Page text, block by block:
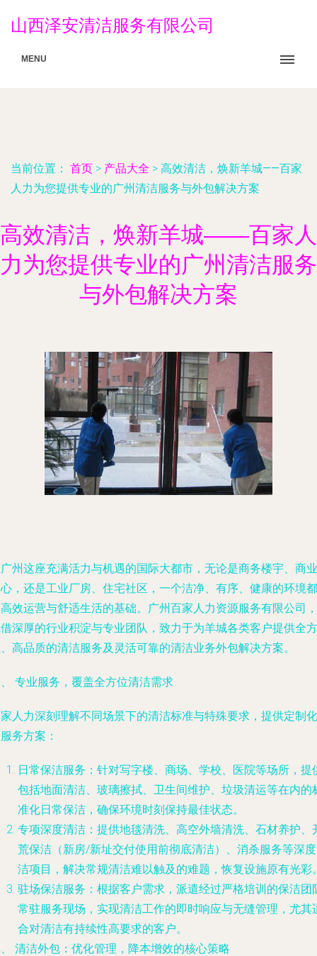
山西泽安清洁服务有限公司
MENU
当前位置： 首页 > 产品大全 > 高效清洁，焕新羊城——百家
人力为您提供专业的广州清洁服务与外包解决方案
高效清洁，焕新羊城——百家人
力为您提供专业的广州清洁服务
与外包解决方案
州这座充满活力与机遇的国际大都市，无论是商务楼宇、商业
，还是工业厂房、住宅社区，一个洁净、有序、健康的环境都
效运营与舒适生活的基础。广州百家人力资源服务有限公司，
深厚的行业积淀与专业团队，致力于为羊城各类客户提供全方
高品质的清洁服务及灵活可靠的清洁业务外包解决方案。
专业服务，覆盖全方位清洁需求
人力深刻理解不同场景下的清洁标准与特殊要求，提供定制化
务方案：
日常保洁服务 ：针对写字楼、商场、学校、医院等场所，提
包括地面清洁、玻璃擦拭、卫生间维护、垃圾清运等在内的
准化日常保洁，确保环境时刻保持最佳状态。
专项深度清洁 ：提供地毯清洗、高空外墙清洗、石材养护、
荒保洁（新房/新址交付使用前彻底清洁）、消杀服务等深
洁项目，解决常规清洁难以触及的难题，恢复设施原有光彩
驻场保洁服务 ：根据客户需求，派遣经过严格培训的保洁团
常驻服务现场，实现清洁工作的即时响应与无缝管理，尤其
合对清洁有持续性高要求的客户。
清洁外包：优化管理，降本增效的核心策略